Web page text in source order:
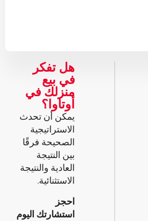
هل تفكر
في بيع
منزلك في
أوتاوا؟
يمكن أن تحدث
الاستراتيجية
الصحيحة فرقًا
بين النتيجة
العادية والنتيجة
الاستثنائية.
احجز
استشارتك اليوم